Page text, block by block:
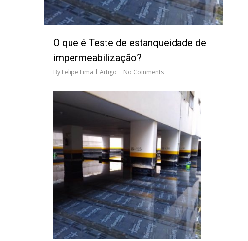
O que é Teste de estanqueidade de
impermeabilização?
By Felipe Lima Artigo No Comments